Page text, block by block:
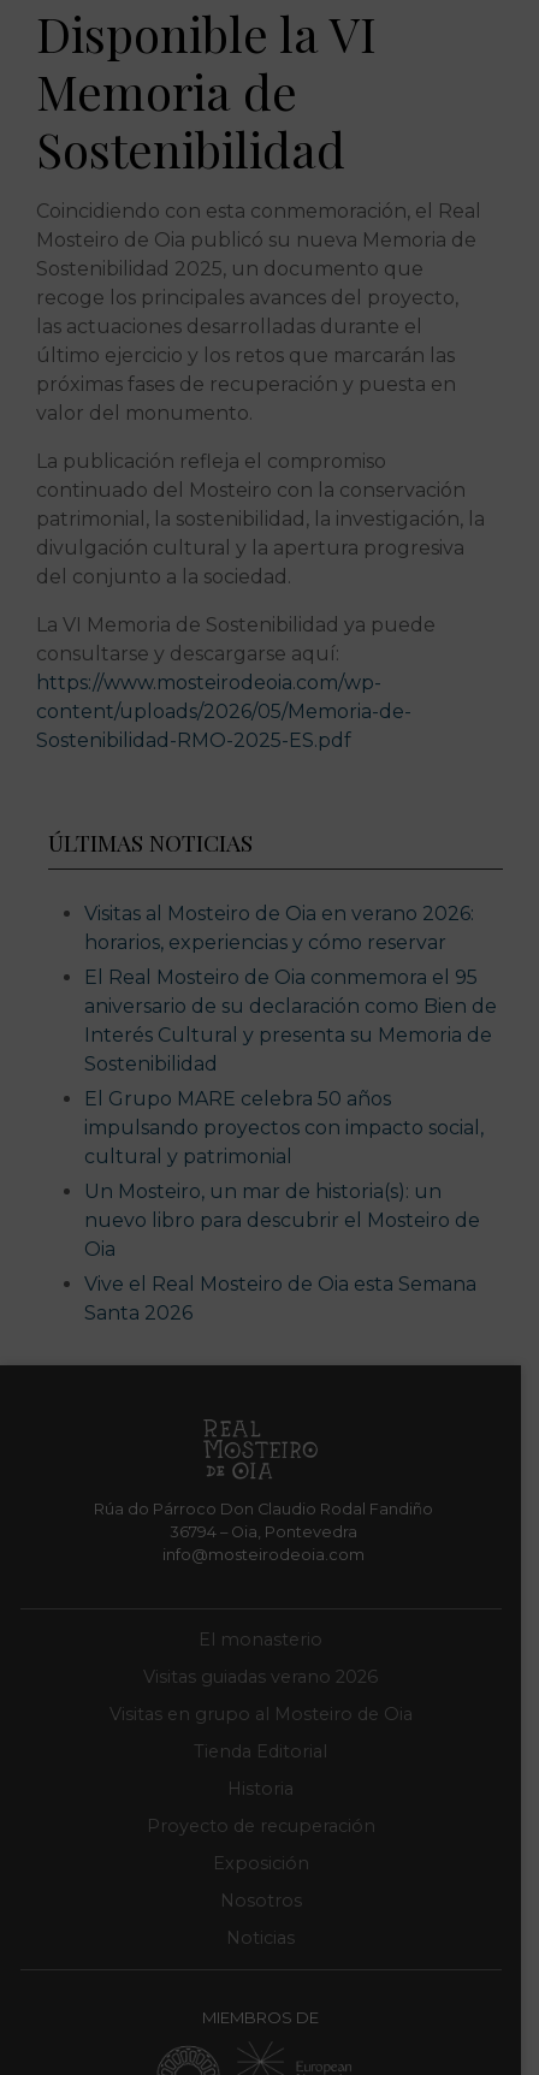
Disponible la VI
Memoria de
Sostenibilidad
Coincidiendo con esta conmemoración, el Real
Mosteiro de Oia publicó su nueva Memoria de
Sostenibilidad 2025, un documento que
recoge los principales avances del proyecto,
las actuaciones desarrolladas durante el
último ejercicio y los retos que marcarán las
próximas fases de recuperación y puesta en
valor del monumento.
La publicación refleja el compromiso
continuado del Mosteiro con la conservación
patrimonial, la sostenibilidad, la investigación, la
divulgación cultural y la apertura progresiva
del conjunto a la sociedad.
La VI Memoria de Sostenibilidad ya puede
consultarse y descargarse aquí:
https://www.mosteirodeoia.com/wp-
content/uploads/2026/05/Memoria-de-
Sostenibilidad-RMO-2025-ES.pdf
ÚLTIMAS NOTICIAS
Visitas al Mosteiro de Oia en verano 2026:
horarios, experiencias y cómo reservar
El Real Mosteiro de Oia conmemora el 95
aniversario de su declaración como Bien de
Interés Cultural y presenta su Memoria de
Sostenibilidad
El Grupo MARE celebra 50 años
impulsando proyectos con impacto social,
cultural y patrimonial
Un Mosteiro, un mar de historia(s): un
nuevo libro para descubrir el Mosteiro de
Oia
Vive el Real Mosteiro de Oia esta Semana
Santa 2026
Rúa do Párroco Don Claudio Rodal Fandiño
36794 – Oia, Pontevedra
info@mosteirodeoia.com
El monasterio
Visitas guiadas verano 2026
Visitas en grupo al Mosteiro de Oia
Tienda Editorial
Historia
Proyecto de recuperación
Exposición
Nosotros
Noticias
MIEMBROS DE